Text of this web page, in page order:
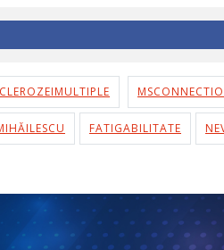
FATIGABILITATE